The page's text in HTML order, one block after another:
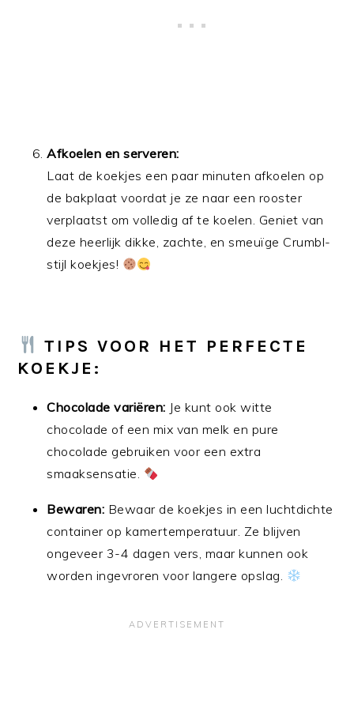
Afkoelen en serveren:
Laat de koekjes een paar minuten afkoelen op
de bakplaat voordat je ze naar een rooster
verplaatst om volledig af te koelen. Geniet van
deze heerlijk dikke, zachte, en smeuïge Crumbl-
stijl koekjes!
TIPS VOOR HET PERFECTE
KOEKJE:
Chocolade variëren: Je kunt ook witte
chocolade of een mix van melk en pure
chocolade gebruiken voor een extra
smaaksensatie.
Bewaren: Bewaar de koekjes in een luchtdichte
container op kamertemperatuur. Ze blijven
ongeveer 3-4 dagen vers, maar kunnen ook
worden ingevroren voor langere opslag.